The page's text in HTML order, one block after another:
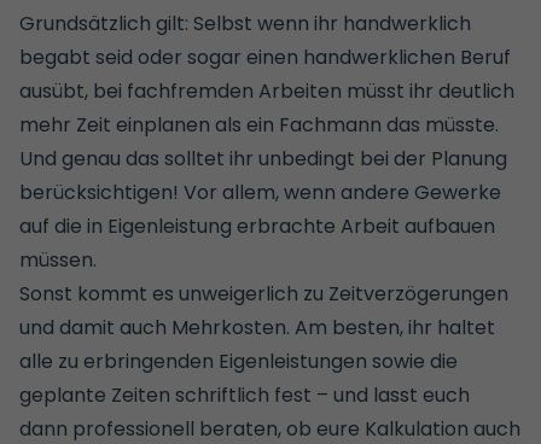
Grundsätzlich gilt: Selbst wenn ihr handwerklich
begabt seid oder sogar einen handwerklichen Beruf
ausübt, bei fachfremden Arbeiten müsst ihr deutlich
mehr Zeit einplanen als ein Fachmann das müsste.
Und genau das solltet ihr unbedingt bei der Planung
berücksichtigen! Vor allem, wenn andere Gewerke
auf die in Eigenleistung erbrachte Arbeit aufbauen
müssen.
Sonst kommt es unweigerlich zu Zeitverzögerungen
und damit auch Mehrkosten. Am besten, ihr haltet
alle zu erbringenden Eigenleistungen sowie die
geplante Zeiten schriftlich fest – und lasst euch
dann professionell beraten, ob eure Kalkulation auch